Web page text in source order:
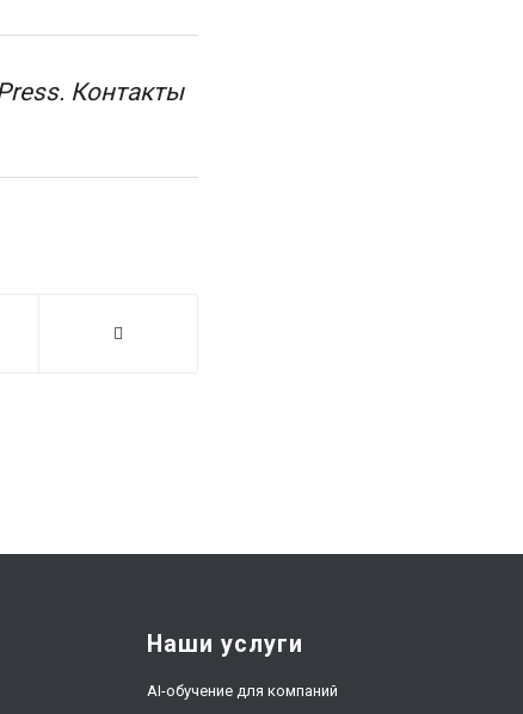
Контакты
Наши услуги
AI-обучение для компаний